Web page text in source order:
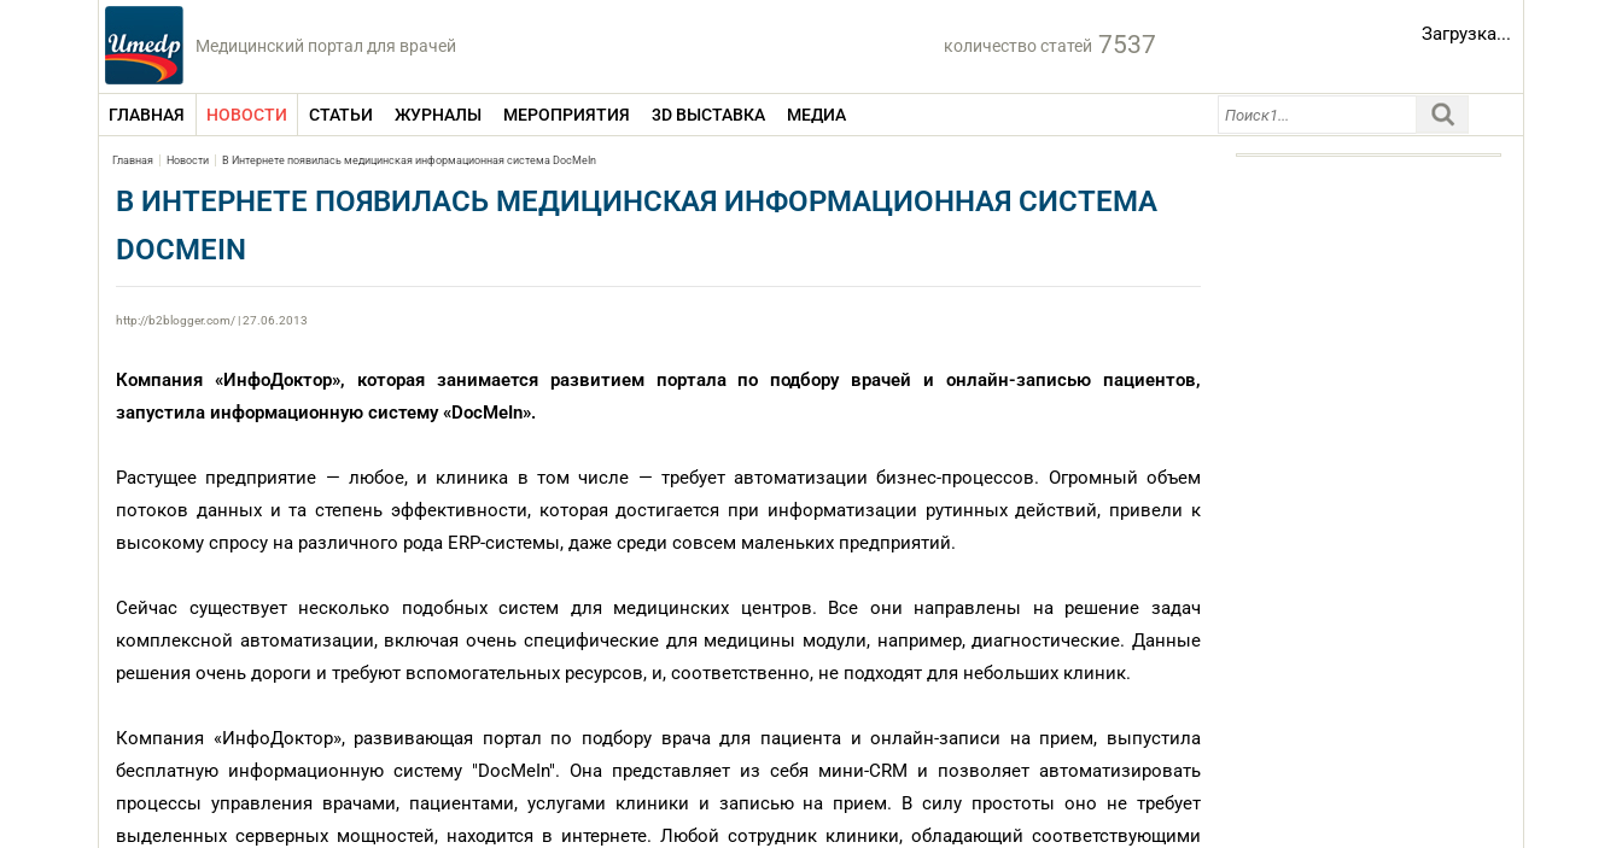
Медицинский портал для врачей количество статей 7537 Загрузка...
ГЛАВНАЯ НОВОСТИ СТАТЬИ ЖУРНАЛЫ МЕРОПРИЯТИЯ 3D ВЫСТАВКА МЕДИА
Главная Новости В Интернете появилась медицинская информационная система DocMeIn
В ИНТЕРНЕТЕ ПОЯВИЛАСЬ МЕДИЦИНСКАЯ ИНФОРМАЦИОННАЯ СИСТЕМА
DOCMEIN
http://b2blogger.com/ | 27.06.2013
Компания «ИнфоДоктор», которая занимается развитием портала по подбору врачей и онлайн-записью пациентов,
запустила информационную систему «DocMeIn».
Растущее предприятие — любое, и клиника в том числе — требует автоматизации бизнес-процессов. Огромный объем
потоков данных и та степень эффективности, которая достигается при информатизации рутинных действий, привели к
высокому спросу на различного рода ERP-системы, даже среди совсем маленьких предприятий.
Сейчас существует несколько подобных систем для медицинских центров. Все они направлены на решение задач
комплексной автоматизации, включая очень специфические для медицины модули, например, диагностические. Данные
решения очень дороги и требуют вспомогательных ресурсов, и, соответственно, не подходят для небольших клиник.
Компания «ИнфоДоктор», развивающая портал по подбору врача для пациента и онлайн-записи на прием, выпустила
бесплатную информационную систему "DocMeIn". Она представляет из себя мини-CRM и позволяет автоматизировать
процессы управления врачами, пациентами, услугами клиники и записью на прием. В силу простоты оно не требует
выделенных серверных мощностей, находится в интернете. Любой сотрудник клиники, обладающий соответствующими